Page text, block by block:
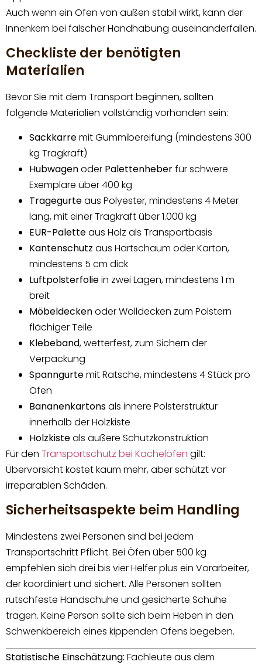
Auch wenn ein Ofen von außen stabil wirkt, kann der
Innenkern bei falscher Handhabung auseinanderfallen.
Checkliste der benötigten
Materialien
Bevor Sie mit dem Transport beginnen, sollten
folgende Materialien vollständig vorhanden sein:
Sackkarremit Gummibereifung (mindestens 300
kg Tragkraft)
Hubwagenoder Palettenheberfür schwere
Exemplare über 400 kg
Tragegurteaus Polyester, mindestens 4 Meter
lang, mit einer Tragkraft über 1.000 kg
EUR-Paletteaus Holz als Transportbasis
Kantenschutz aus Hartschaum oder Karton,
mindestens 5 cm dick
Luftpolsterfoliein zwei Lagen, mindestens 1 m
breit
Möbeldeckenoder Wolldecken zum Polstern
flächiger Teile
Klebeband, wetterfest, zum Sichern der
Verpackung
Spanngurtemit Ratsche, mindestens 4 Stück pro
Ofen
Bananenkartonsals innere Polsterstruktur
innerhalb der Holzkiste
Holzkisteals äußere Schutzkonstruktion
Für den Transportschutz bei Kachelöfen gilt:
Übervorsicht kostet kaum mehr, aber schützt vor
irreparablen Schäden.
Sicherheitsaspekte beim Handling
Mindestens zwei Personen sind bei jedem
Transportschritt Pflicht. Bei Öfen über 500 kg
empfehlen sich drei bis vier Helfer plus ein Vorarbeiter,
der koordiniert und sichert. Alle Personen sollten
rutschfeste Handschuhe und gesicherte Schuhe
tragen. Keine Person sollte sich beim Heben in den
Schwenkbereich eines kippenden Ofens begeben.
Statistische Einschätzung: Fachleute aus dem